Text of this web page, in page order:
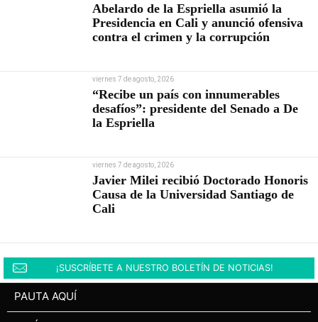
Abelardo de la Espriella asumió la
Presidencia en Cali y anunció ofensiva
contra el crimen y la corrupción
viernes 7 de agosto, 2026
“Recibe un país con innumerables
desafíos”: presidente del Senado a De
la Espriella
viernes 7 de agosto, 2026
Javier Milei recibió Doctorado Honoris
Causa de la Universidad Santiago de
Cali
¡SUSCRÍBETE A NUESTRO BOLETÍN DE NOTICIAS!
PAUTA AQUÍ